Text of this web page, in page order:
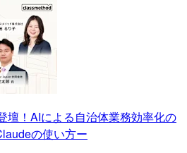
壇！AIによる自治体業務効率化の
の使い方ー